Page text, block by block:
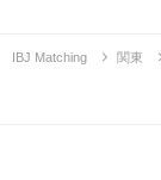
IBJ Matching 関東